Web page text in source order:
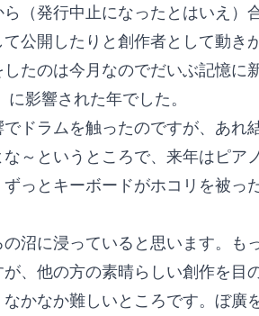
（発行中止になったとはいえ）
公開したりと創作者として動き
たのは今月なのでだいぶ記憶に
に影響された年でした。
ドラムを触ったのですが、あれ
～というところで、来年はピア
っとキーボードがホコリを被っ
沼に浸っていると思います。も
、他の方の素晴らしい創作を目
かなか難しいところです。ぼ廣